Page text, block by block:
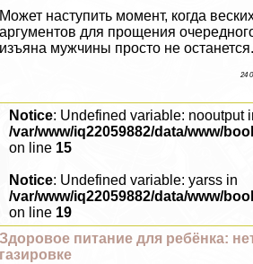
Может наступить момент, когда
аргументов для прощения
изъяна мужчины просто не
24
Notice: Undefined variable: nooutput
/var/www/iq22059882/data/www/
on line 15
Notice: Undefined variable: yarss in
/var/www/iq22059882/data/www/
on line 19
Здоровое питание для ребёнка:
газировке